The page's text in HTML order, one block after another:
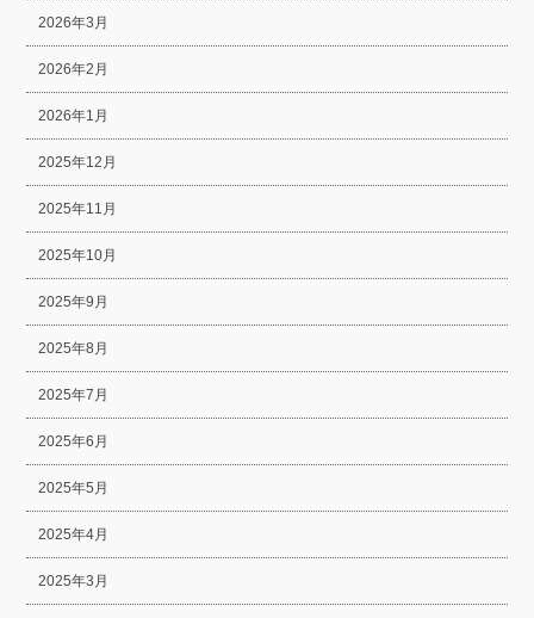
2026年3月
2026年2月
2026年1月
2025年12月
2025年11月
2025年10月
2025年9月
2025年8月
2025年7月
2025年6月
2025年5月
2025年4月
2025年3月